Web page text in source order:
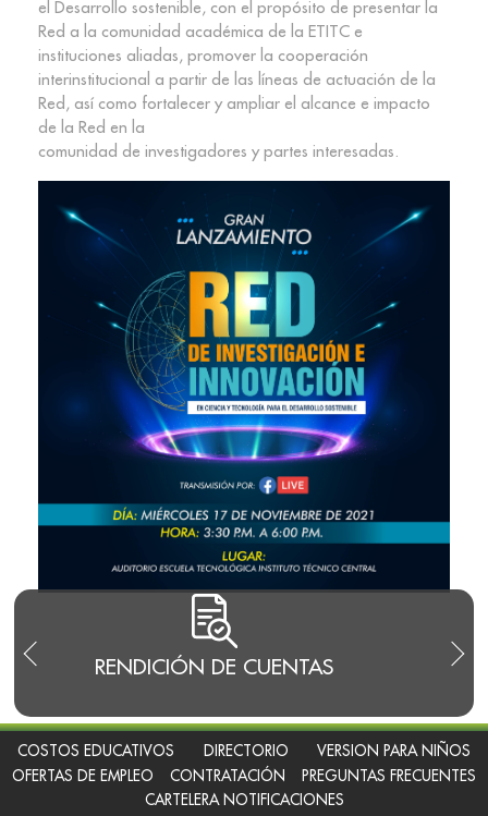
RENDICIÓN DE CUENTAS
el Desarrollo sostenible, con el propósito de presentar la
Red a la comunidad académica de la ETITC e
instituciones aliadas, promover la cooperación
interinstitucional a partir de las líneas de actuación de la
Red, así como fortalecer y ampliar el alcance e impacto
de la Red en la
comunidad de investigadores y partes interesadas.
COSTOS EDUCATIVOS DIRECTORIO
VERSION PARA NIÑOS
OFERTAS DE EMPLEO
CONTRATACIÓN
PREGUNTAS FRECUENTES
CARTELERA NOTIFICACIONES